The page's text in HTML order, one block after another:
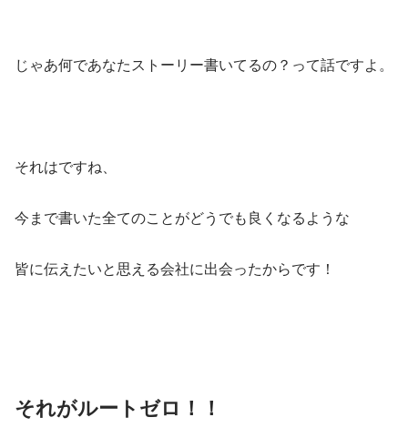
じゃあ何であなたストーリー書いてるの？って話ですよ。
それはですね、
今まで書いた全てのことがどうでも良くなるような
皆に伝えたいと思える会社に出会ったからです！
それがルートゼロ！！